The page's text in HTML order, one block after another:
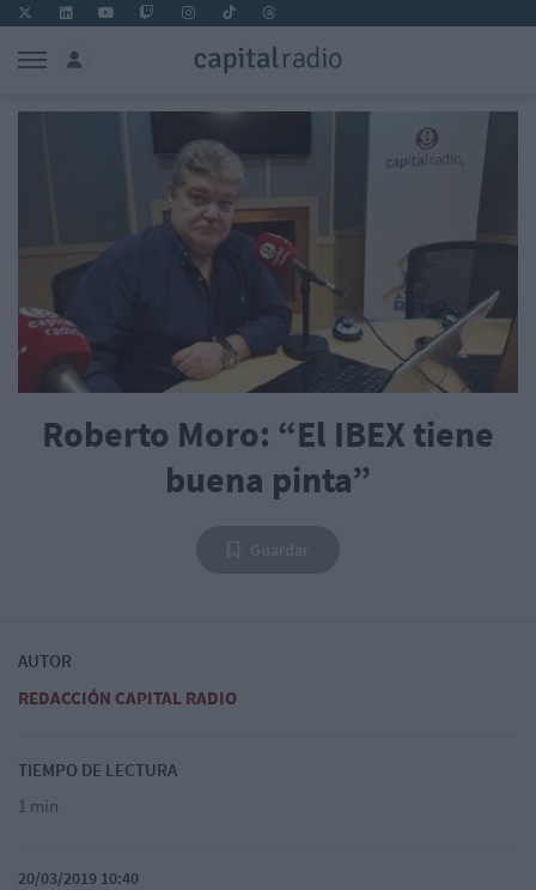
Roberto Moro: “El IBEX tiene
buena pinta”
AUTOR
REDACCIÓN CAPITAL RADIO
TIEMPO DE LECTURA
1 min
20/03/2019 10:40